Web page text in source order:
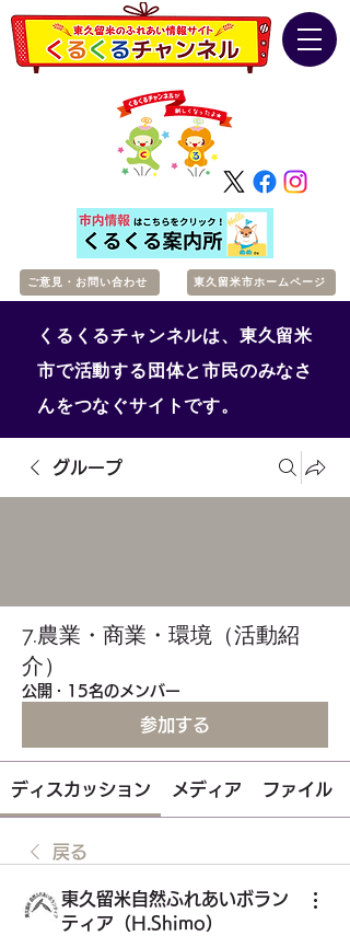
ご意見・お問い合わせ 東久留米市ホームページ
くるくるチャンネルは、東久留米
市で活動する団体と市民のみなさ
んをつなぐサイトです。
グループ
7.農業・商業・環境（活動紹
介）
公開 · 15名のメンバー
参加する
ディスカッション メディア ファイル
戻る
東久留米自然ふれあいボラン
ティア（H.Shimo）